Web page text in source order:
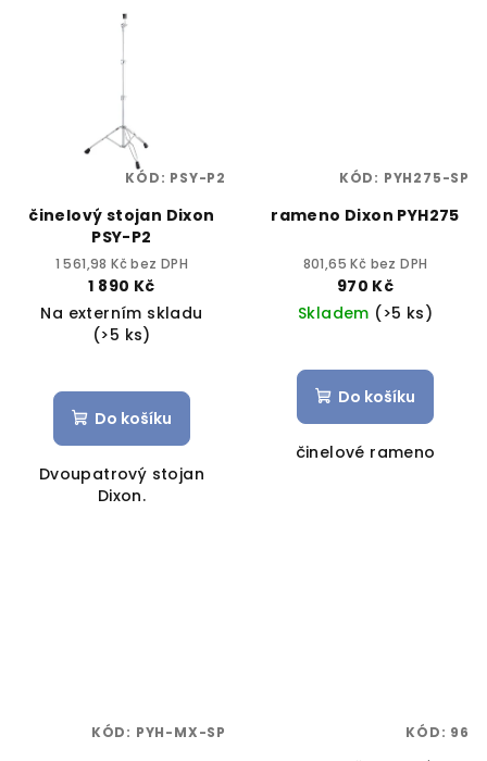
činelový stojan Dixon
PSY-P2
1 561,98 Kč bez DPH
1 890 Kč
Na externím skladu
(>5 ks)
Do košíku
Dvoupatrový stojan
Dixon.
KÓD: PSY-P2
rameno Dixon PYH275
801,65 Kč bez DPH
970 Kč
Skladem (>5 ks)
Do košíku
činelové rameno
KÓD: PYH275-SP
KÓD: PYH-MX-SP KÓD: 96